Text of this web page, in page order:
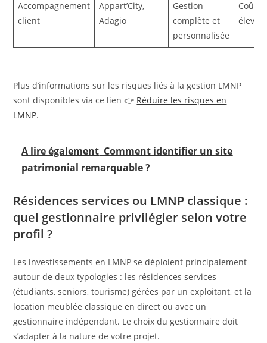
Accompagnement
client
Appart’City,
Adagio
Gestion
complète et
personnalisée
Coût
élevé
Plus d’informations sur les risques liés à la gestion LMNP
sont disponibles via ce lien 👉 Réduire les risques en
LMNP.
A lire également Comment identifier un site
patrimonial remarquable ?
Résidences services ou LMNP classique :
quel gestionnaire privilégier selon votre
profil ?
Les investissements en LMNP se déploient principalement
autour de deux typologies : les résidences services
(étudiants, seniors, tourisme) gérées par un exploitant, et la
location meublée classique en direct ou avec un
gestionnaire indépendant. Le choix du gestionnaire doit
s’adapter à la nature de votre projet.